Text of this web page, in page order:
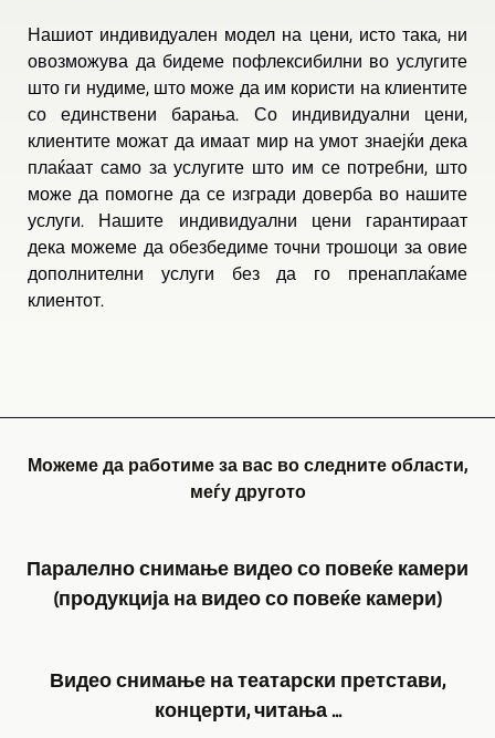
Нашиот индивидуален модел на цени, исто така, ни
овозможува да бидеме пофлексибилни во услугите
што ги нудиме, што може да им користи на клиентите
со единствени барања. Со индивидуални цени,
клиентите можат да имаат мир на умот знаејќи дека
плаќаат само за услугите што им се потребни, што
може да помогне да се изгради доверба во нашите
услуги. Нашите индивидуални цени гарантираат
дека можеме да обезбедиме точни трошоци за овие
дополнителни услуги без да го пренаплаќаме
клиентот.
Можеме да работиме за вас во следните области,
меѓу другото
Паралелно снимање видео со повеќе камери
(продукција на видео со повеќе камери)
Bad
Köstritz
Видео снимање на театарски претстави,
концерти, читања ...